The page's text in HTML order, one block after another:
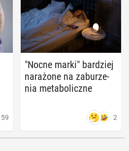
59
"Nocne marki" bar­dziej
na­ra­żo­ne na za­bu­rze­
nia me­ta­bo­licz­ne
2